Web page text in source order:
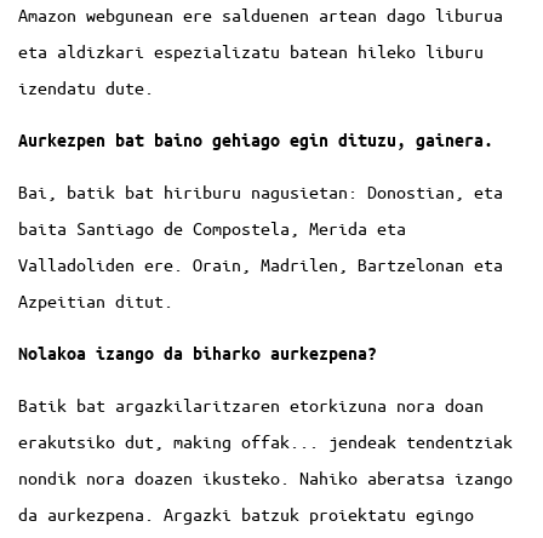
Amazon webgunean ere salduenen artean dago liburua
eta aldizkari espezializatu batean hileko liburu
izendatu dute.
Aurkezpen bat baino gehiago egin dituzu, gainera.
Bai, batik bat hiriburu nagusietan: Donostian, eta
baita Santiago de Compostela, Merida eta
Valladoliden ere. Orain, Madrilen, Bartzelonan eta
Azpeitian ditut.
Nolakoa izango da biharko aurkezpena?
Batik bat argazkilaritzaren etorkizuna nora doan
erakutsiko dut, making offak... jendeak tendentziak
nondik nora doazen ikusteko. Nahiko aberatsa izango
da aurkezpena. Argazki batzuk proiektatu egingo